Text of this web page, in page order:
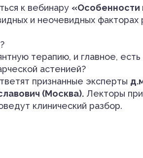
к вебинару «Особенности
и неочевидных
терапию, и главное,
астенией?
признанные эксперты
(Москва). Лекторы
клинический разбор.